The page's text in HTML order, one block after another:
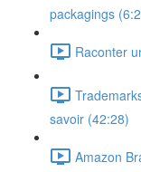
packagings
Raconter
savoir (42:28)
Amazon